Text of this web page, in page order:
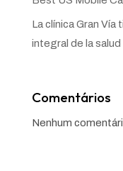
La clínica Gran
integral de la salud
Comentários
Nenhum